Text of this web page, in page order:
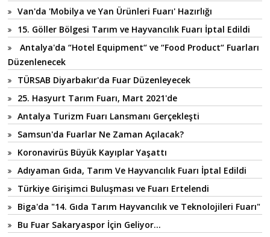
Van'da 'Mobilya ve Yan Ürünleri Fuarı' Hazırlığı
15. Göller Bölgesi Tarım ve Hayvancılık Fuarı İptal Edildi
Antalya'da “Hotel Equipment“ ve “Food Product“ Fuarları
Düzenlenecek
TÜRSAB Diyarbakır'da Fuar Düzenleyecek
25. Hasyurt Tarım Fuarı, Mart 2021'de
Antalya Turizm Fuarı Lansmanı Gerçekleşti
Samsun'da Fuarlar Ne Zaman Açılacak?
Koronavirüs Büyük Kayıplar Yaşattı
Adıyaman Gıda, Tarım Ve Hayvancılık Fuarı İptal Edildi
Türkiye Girişimci Buluşması ve Fuarı Ertelendi
Biga'da "14. Gıda Tarım Hayvancılık ve Teknolojileri Fuarı"
Bu Fuar Sakaryaspor İçin Geliyor...